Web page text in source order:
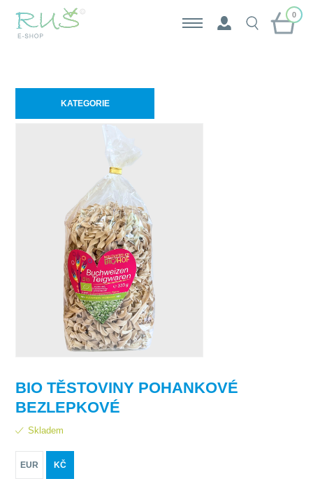
0
KATEGORIE
BIO TĚSTOVINY POHANKOVÉ
BEZLEPKOVÉ
Skladem
EUR KČ